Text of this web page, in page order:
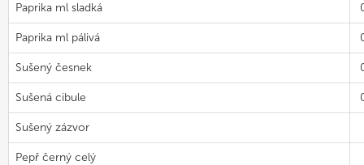
Paprika ml sladká
Paprika ml pálivá
Sušený česnek
Sušená cibule
Sušený zázvor
Pepř černý celý